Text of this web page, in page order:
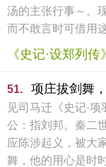
汤的主张行事～。
而不敢言时可借用
《史记·设郑列传》
51. 项庄拔剑舞
见司马迁《史记·
公：指刘邦。秦二
应陈涉起义，被大
舞，他的用心是时